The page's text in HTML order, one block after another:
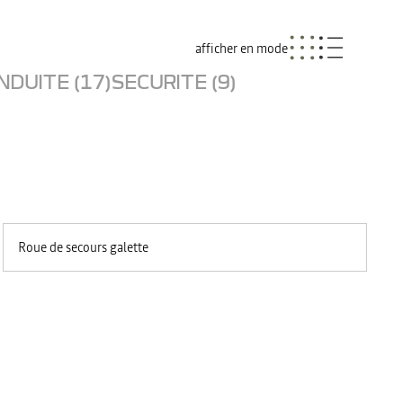
afficher en mode
(17)SECURITE (9)
Roue de secours galette